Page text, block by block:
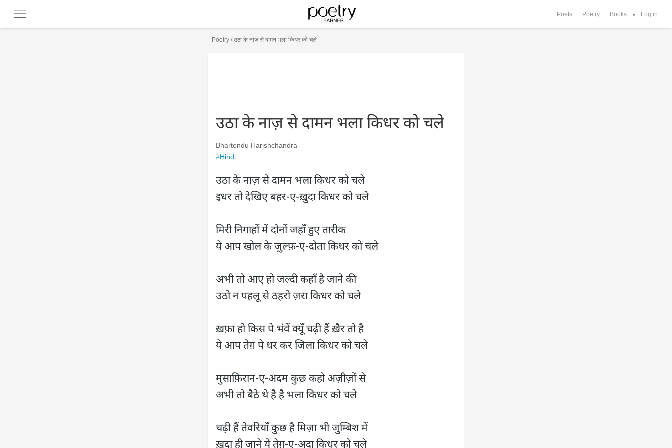
Poets Poetry Books Log in
Poetry /उठा के नाज़ से दामन भला किधर को चले
उठा के नाज़ से दामन भला किधर को चले
Bhartendu Harishchandra
#Hindi
उठा के नाज़ से दामन भला किधर को चले
इधर तो देखिए बहर-ए-ख़ुदा किधर को चले
मिरी निगाहों में दोनों जहाँ हुए तारीक
ये आप खोल के ज़ुल्फ़-ए-दोता किधर को चले
अभी तो आए हो जल्दी कहाँ है जाने की
उठो न पहलू से ठहरो ज़रा किधर को चले
ख़फ़ा हो किस पे भंवें क्यूँ चढ़ी हैं ख़ैर तो है
ये आप तेग़ पे धर कर जिला किधर को चले
मुसाफ़िरान-ए-अदम कुछ कहो अज़ीज़ों से
अभी तो बैठे थे है है भला किधर को चले
चढ़ी हैं तेवरियाँ कुछ है मिज़ा भी जुम्बिश में
ख़ुदा ही जाने ये तेग़-ए-अदा किधर को चले